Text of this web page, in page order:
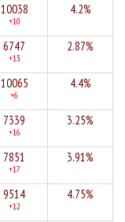
10038
+10
4.2%
6747
+13
2.87%
10065
+6
4.4%
7339
+16
3.25%
7851
+17
3.91%
9514
+12
4.75%